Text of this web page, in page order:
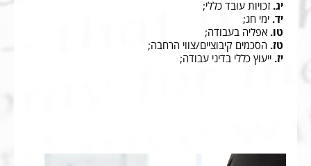
יג. זכויות עובד כללי;
יד. ימי חג;
טו. אפליה בעבודה;
טז. הסכמים קיבוציים/צווי הרחבה;
יז. ייעוץ כללי בדיני עבודה;